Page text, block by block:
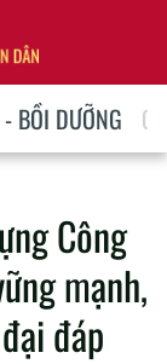
BỒI DƯỠNG
Công
mạnh,
đáp